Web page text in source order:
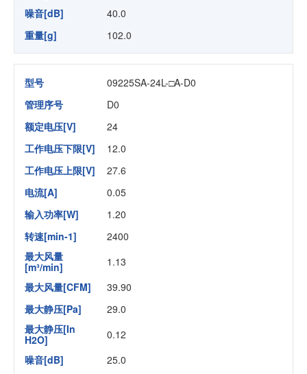
噪音[dB]
40.0
重量[g]
102.0
型号
09225SA-24L-□A-D0
管理序号
D0
额定电压[V]
24
工作电压下限[V]
12.0
工作电压上限[V]
27.6
电流[A]
0.05
输入功率[W]
1.20
转速[min-1]
2400
最大风量
[m³/min]
1.13
最大风量[CFM]
39.90
最大静压[Pa]
29.0
最大静压[In
H2O]
0.12
噪音[dB]
25.0